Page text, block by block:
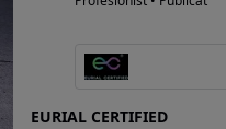
EURIAL CERTIFIED